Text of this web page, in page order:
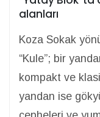
alanları
Koza Sokak
“Kule”; bir
kompakt ve
yandan ise